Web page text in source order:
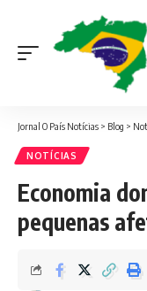
Jornal O País Notícias > Blog >
NOTÍCIAS
Economia
pequenas